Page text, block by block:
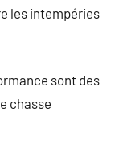
les intempéries
sont des
chasse